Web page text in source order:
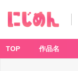
TOP 作品名